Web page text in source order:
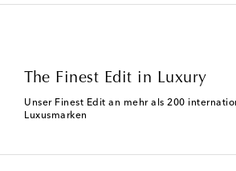
The Finest Edit in Luxury
Unser Finest Edit an mehr als 200
Luxusmarken